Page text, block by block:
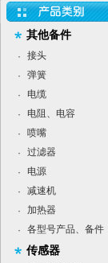
其他备件
·
接头
·
弹簧
·
电缆
·
电阻、电容
·
喷嘴
·
过滤器
·
电源
·
减速机
·
加热器
·
各型号产品、备件
传感器